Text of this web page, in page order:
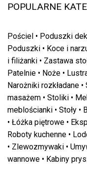
POPULARNE
Pościel • Poduszki
Poduszki • Koce i
i filiżanki • Zastawa
Patelnie • Noże •
Narożniki rozkładane •
masażem • Stoliki •
meblościanki • Stoły •
• Łóżka piętrowe •
Roboty kuchenne •
• Zlewozmywaki •
wannowe • Kabiny